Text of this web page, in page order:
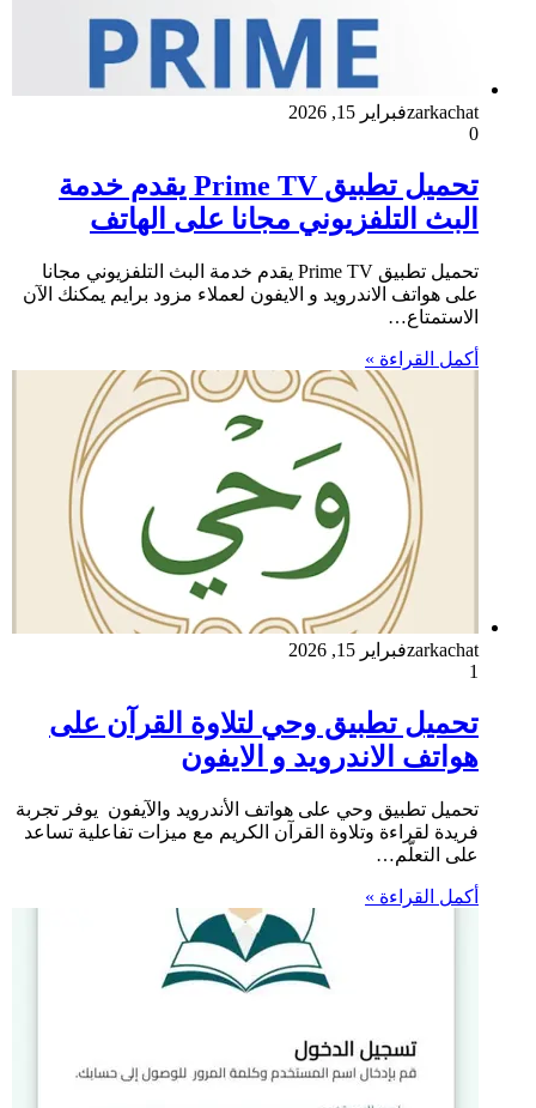
zarkachatفبراير 15, 2026
0
تحميل تطبيق Prime TV يقدم خدمة
البث التلفزيوني مجانا على الهاتف
تحميل تطبيق Prime TV يقدم خدمة البث التلفزيوني مجانا
على هواتف الاندرويد و الايفون لعملاء مزود برايم يمكنك الآن
الاستمتاع…
أكمل القراءة »
zarkachatفبراير 15, 2026
1
تحميل تطبيق وحي لتلاوة القرآن على
هواتف الاندرويد و الايفون
تحميل تطبيق وحي على هواتف الأندرويد والآيفون يوفر تجربة
فريدة لقراءة وتلاوة القرآن الكريم مع ميزات تفاعلية تساعد
على التعلّم…
أكمل القراءة »